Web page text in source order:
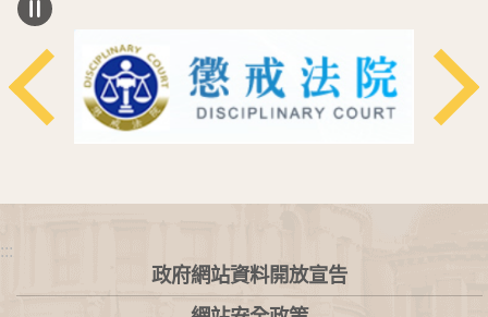
:::
政府網站資料開放宣告